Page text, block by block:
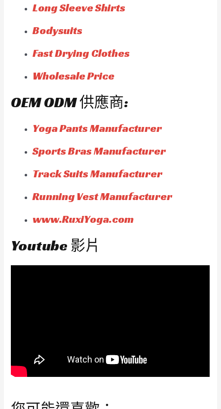
Long Sleeve Shirts
Bodysuits
Fast Drying Clothes
Wholesale Price
OEM ODM 供應商:
Yoga Pants Manufacturer
Sports Bras Manufacturer
Track Suits Manufacturer
Running Vest Manufacturer
www.RuxiYoga.com
Youtube 影片